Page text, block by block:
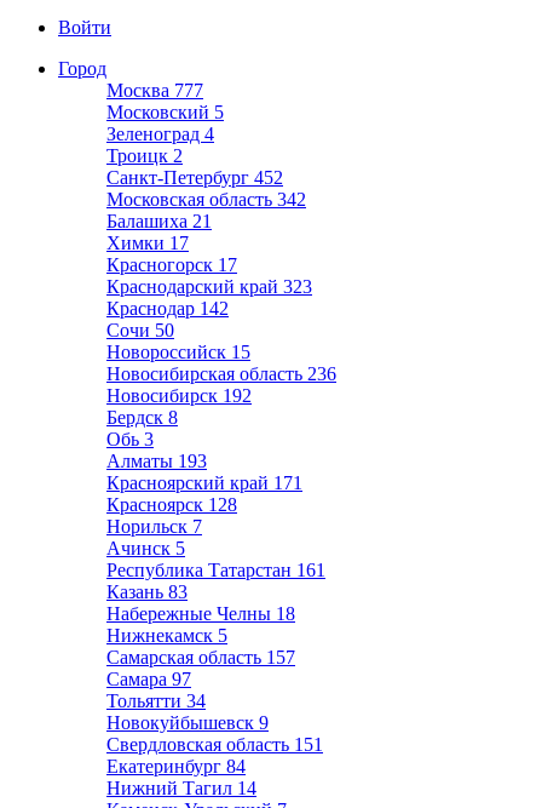
Войти
Город
Москва 777
Московский 5
Зеленоград 4
Троицк 2
Санкт-Петербург 452
Московская область 342
Балашиха 21
Химки 17
Красногорск 17
Краснодарский край 323
Краснодар 142
Сочи 50
Новороссийск 15
Новосибирская область 236
Новосибирск 192
Бердск 8
Обь 3
Алматы 193
Красноярский край 171
Красноярск 128
Норильск 7
Ачинск 5
Республика Татарстан 161
Казань 83
Набережные Челны 18
Нижнекамск 5
Самарская область 157
Самара 97
Тольятти 34
Новокуйбышевск 9
Свердловская область 151
Екатеринбург 84
Нижний Тагил 14